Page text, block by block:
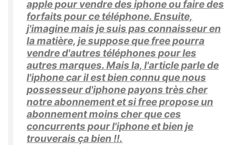
apple pour vendre des iphone ou faire des
forfaits pour ce téléphone. Ensuite,
j'imagine mais je suis pas connaisseur en
la matière, je suppose que free pourra
vendre d'autres téléphones pour les
autres marques. Mais la, l'article parle de
l'iphone car il est bien connu que nous
possesseur d'iphone payons très cher
notre abonnement et si free propose un
abonnement moins cher que ces
concurrents pour l'iphone et bien je
trouverais ça bien !!.